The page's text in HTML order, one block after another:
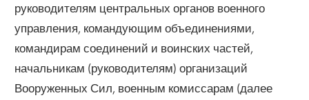
руководителям центральных органов военного
управления, командующим объединениями,
командирам соединений и воинских частей,
начальникам (руководителям) организаций
Вооруженных Сил, военным комиссарам (далее